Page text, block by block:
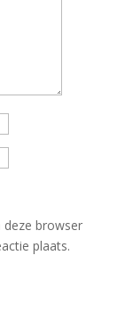
deze browser
plaats.